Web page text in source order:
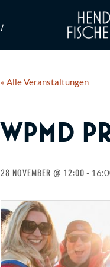
« Alle Veranstaltungen
WPMD
28 NOVEMBER @ 12:00 -